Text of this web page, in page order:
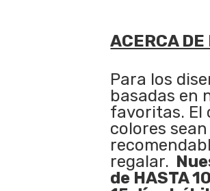
ACERCA DE
Para los
basadas en
favoritas. El
colores
regalar.
de HASTA